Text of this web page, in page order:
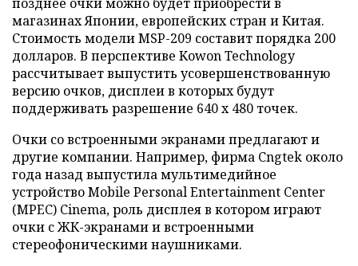
магазинах Японии, европейских стран и Китая.
Стоимость модели MSP-209 составит порядка 200
долларов. В перспективе Kowon Technology
рассчитывает выпустить усовершенствованную
версию очков, дисплеи в которых будут
поддерживать разрешение 640 х 480 точек.
Очки со встроенными экранами предлагают и
другие компании. Например, фирма Cngtek около
года назад выпустила мультимедийное
устройство Mobile Personal Entertainment Center
(MPEC) Cinema, роль дисплея в котором играют
очки с ЖК-экранами и встроенными
стереофоническими наушниками.